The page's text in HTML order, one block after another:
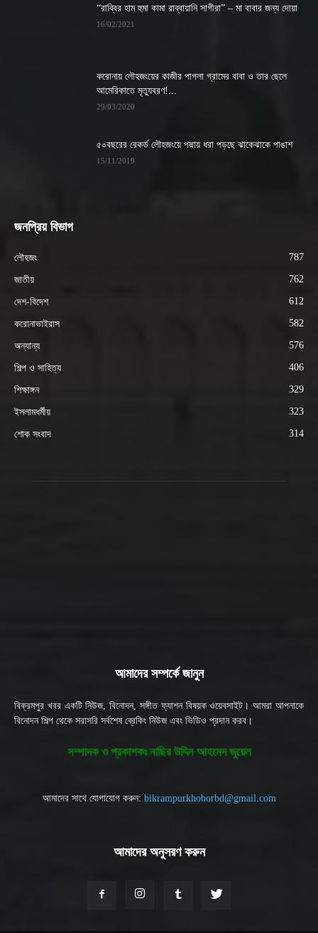
“রাব্বির হাম হুমা কামা রাব্বায়ানি সাগীরা” – মা বাবার জন্য দোয়া
16/02/2021
করোনায় লৌহজংয়ের কাজীর পাগলা গ্রামের বাবা ও তার ছেলে
আমেরিকাতে মৃত্যুবরণ!...
29/03/2020
৫০বছরের রেকর্ড লৌহজংয়ে পদ্মায় ধরা পড়ছে ঝাকেঝাকে পাঙাশ
15/11/2019
জনপ্রিয় বিভাগ
লৌহজং 787
জাতীয় 762
দেশ-বিদেশ 612
করোনাভাইরাস 582
অন্যান্য 576
শিল্প ও সাহিত্য 406
শিক্ষাঙ্গন 329
ইসলামধর্মীয় 323
শোক সংবাদ 314
আমাদের সম্পর্কে জানুন
বিক্রমপুর খবর একটি নিউজ, বিনোদন, সঙ্গীত ফ্যাশন বিষয়ক ওয়েবসাইট। আমরা আপনাকে
বিনোদন শিল্প থেকে সরাসরি সর্বশেষ ব্রেকিং নিউজ এবং ভিডিও প্রদান করব।
সম্পাদক ও প্রকাশকঃ নাছির উদ্দিন আহমেদ জুয়েল
আমাদের সাথে যোগাযোগ করুন: bikrampurkhoborbd@gmail.com
আমাদের অনুসরণ করুন